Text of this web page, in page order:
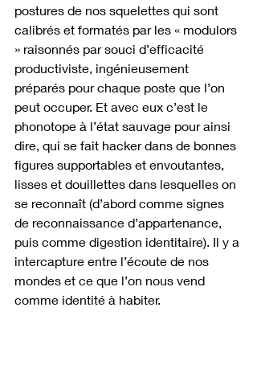
postures de nos squelettes qui sont
calibrés et formatés par les « modulors
» raisonnés par souci d’efficacité
productiviste, ingénieusement
préparés pour chaque poste que l’on
peut occuper. Et avec eux c’est le
phonotope à l’état sauvage pour ainsi
dire, qui se fait hacker dans de bonnes
figures supportables et envoutantes,
lisses et douillettes dans lesquelles on
se reconnaît (d’abord comme signes
de reconnaissance d’appartenance,
puis comme digestion identitaire). Il y a
intercapture entre l’écoute de nos
mondes et ce que l’on nous vend
comme identité à habiter.